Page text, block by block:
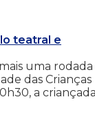
teatral e
uma rodada
das Crianças
a criançada